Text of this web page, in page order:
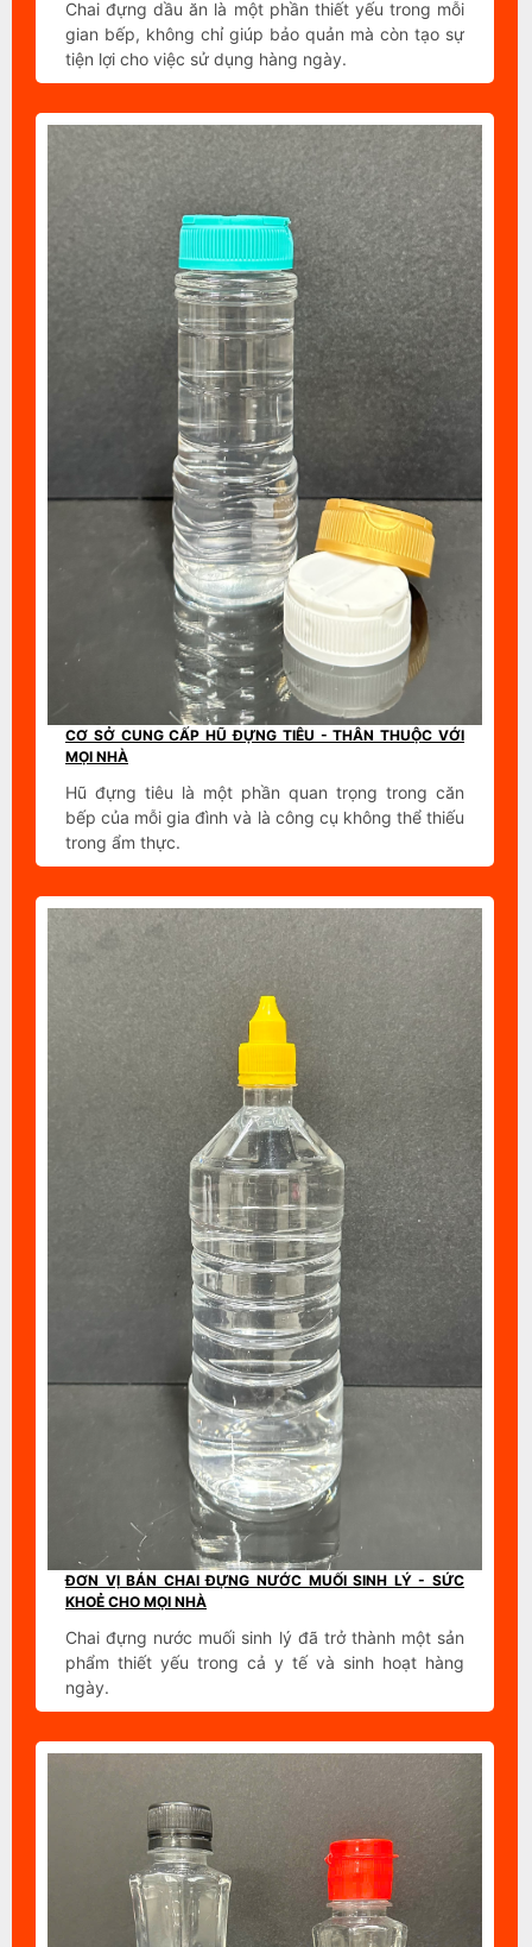
Chai đựng dầu ăn là một phần thiết yếu trong mỗi
gian bếp, không chỉ giúp bảo quản mà còn tạo sự
tiện lợi cho việc sử dụng hàng ngày.
CƠ SỞ CUNG CẤP HŨ ĐỰNG TIÊU - THÂN THUỘC VỚI
MỌI NHÀ
Hũ đựng tiêu là một phần quan trọng trong căn
bếp của mỗi gia đình và là công cụ không thể thiếu
trong ẩm thực.
ĐƠN VỊ BÁN CHAI ĐỰNG NƯỚC MUỐI SINH LÝ - SỨC
KHOẺ CHO MỌI NHÀ
Chai đựng nước muối sinh lý đã trở thành một sản
phẩm thiết yếu trong cả y tế và sinh hoạt hàng
ngày.